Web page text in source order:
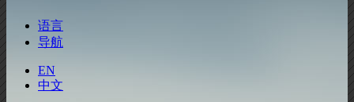
语言
导航
EN
中文